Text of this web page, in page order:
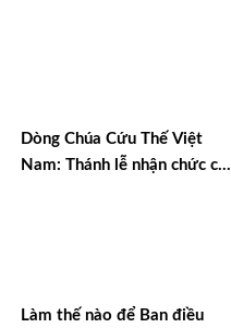
Dòng Chúa Cứu Thế Việt
Nam: Thánh lễ nhận chức của
Làm thế nào để Ban điều